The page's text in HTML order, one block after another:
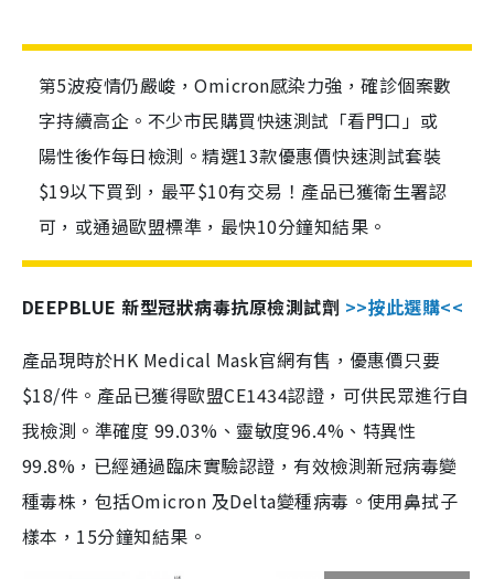
第5波疫情仍嚴峻，Omicron感染力強，確診個案數
字持續高企。不少市民購買快速測試「看門口」或
陽性後作每日檢測。精選13款優惠價快速測試套裝
$19以下買到，最平$10有交易！產品已獲衛生署認
可，或通過歐盟標準，最快10分鐘知結果。
DEEPBLUE 新型冠狀病毒抗原檢測試劑 >>按此選購<<
產品現時於HK Medical Mask官網有售，優惠價只要
$18/件。產品已獲得歐盟CE1434認證，可供民眾進行自
我檢測。準確度 99.03%、靈敏度96.4%、特異性
99.8%，已經通過臨床實驗認證，有效檢測新冠病毒變
種毒株，包括Omicron 及Delta變種病毒。使用鼻拭子
樣本，15分鐘知結果。